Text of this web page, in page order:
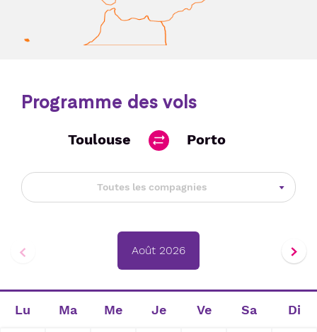
Programme des vols
Toulouse Porto
Toutes les compagnies
Août 2026
Lu Ma Me Je Ve Sa Di